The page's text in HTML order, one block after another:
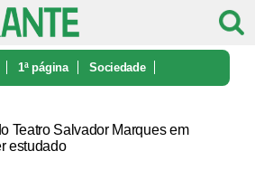
1ª página Sociedade